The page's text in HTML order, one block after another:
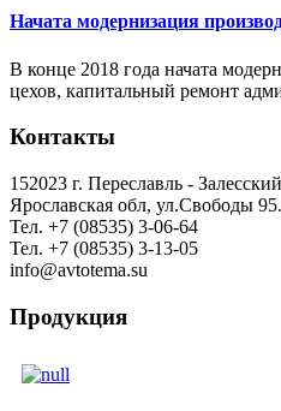
Начата модернизация
В конце 2018 года начата
цехов, капитальный ремонт
Контакты
152023 г. Переславль - Залесский
Ярославская обл, ул.Свободы 95.
Тел. +7 (08535) 3-06-64
Тел. +7 (08535) 3-13-05
info@avtotema.su
Продукция